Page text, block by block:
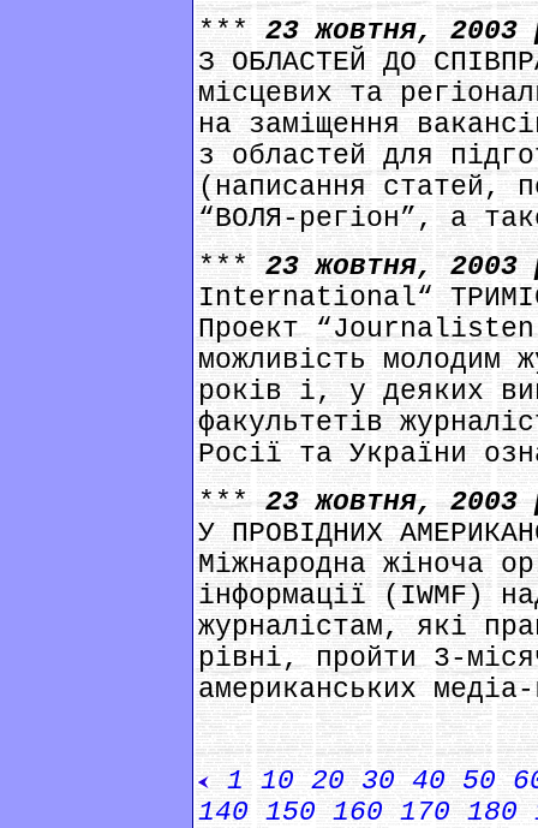
***23 жовтня,
З ОБЛАСТЕЙ ДО
місцевих та
на заміщення
з областей для
(написання статей,
“ВОЛЯ-регіон”, а
***23 жовтня,
International“
Проект
можливість молодим
років і, у деяких
факультетів
Росії та України
***23 жовтня,
У ПРОВІДНИХ
Міжнародна жіноча
інформації (IWMF)
журналістам, які
рівні, пройти 3-
американських
1 10 20 30 40 50
140 150 160 170 180